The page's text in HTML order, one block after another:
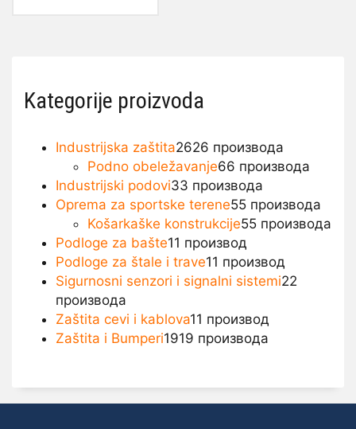
Kategorije proizvoda
Industrijska zaštita2626 производа
Podno obeležavanje66 производа
Industrijski podovi33 производа
Oprema za sportske terene55 производа
Košarkaške konstrukcije55 производа
Podloge za bašte11 производ
Podloge za štale i trave11 производ
Sigurnosni senzori i signalni sistemi22
производа
Zaštita cevi i kablova11 производ
Zaštita i Bumperi1919 производа